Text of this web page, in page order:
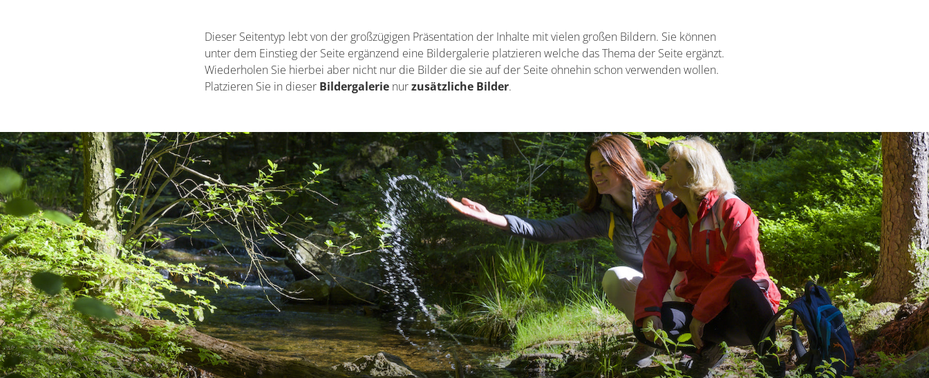
Dieser Seitentyp lebt von der großzügigen Präsentation der Inhalte mit vielen großen Bildern. Sie können
unter dem Einstieg der Seite ergänzend eine Bildergalerie platzieren welche das Thema der Seite ergänzt.
Wiederholen Sie hierbei aber nicht nur die Bilder die sie auf der Seite ohnehin schon verwenden wollen.
Platzieren Sie in dieser Bildergalerie nurzusätzliche Bilder.
Container erstes Thema